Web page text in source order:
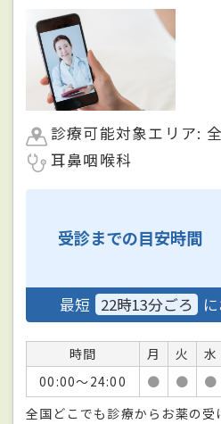
診療可能対象エリア:
耳鼻咽喉科
受診までの目安時間
最短 22時13分ごろ
時間 月 火 水
00:00〜24:00
● ● ●
全国どこでも診療からお薬の受